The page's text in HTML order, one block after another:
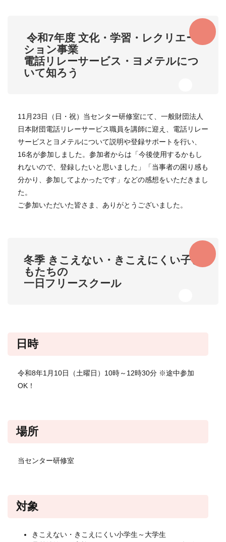
​ 令和7年度 文化・学習・レクリエー
ション事業
電話リレーサービス・ヨメテルにつ
いて知ろう
11月23日（日・祝）当センター研修室にて、一般財団法人
日本財団電話リレーサービス職員を講師に迎え、電話リレー
サービスとヨメテルについて説明や登録サポートを行い、
16名が参加しました。参加者からは「今後使用するかもし
れないので、登録したいと思いました」「当事者の困り感も
分かり、参加してよかったです」などの感想をいただきまし
た。
ご参加いただいた皆さま、ありがとうございました。​
​冬季 きこえない・きこえにくい子ど
もたちの
一日フリースクール
日時
令和8年1月10日（土曜日）10時～12時30分 ※途中参加
OK！
場所
当センター研修室
対象
きこえない・きこえにくい小学生～大学生